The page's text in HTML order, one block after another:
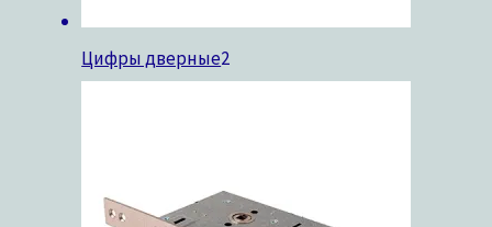
Цифры дверные2